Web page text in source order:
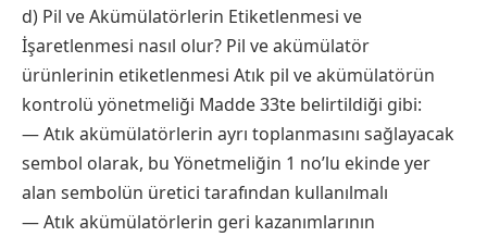
d) Pil ve Akümülatörlerin Etiketlenmesi ve
İşaretlenmesi nasıl olur? Pil ve akümülatör
ürünlerinin etiketlenmesi Atık pil ve akümülatörün
kontrolü yönetmeliği Madde 33te belirtildiği gibi:
— Atık akümülatörlerin ayrı toplanmasını sağlayacak
sembol olarak, bu Yönetmeliğin 1 no’lu ekinde yer
alan sembolün üretici tarafından kullanılmalı
— Atık akümülatörlerin geri kazanımlarının